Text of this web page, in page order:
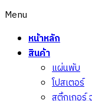
Menu
หน้าหลัก
สินค้า
แผ่นพับ
โปสเตอร์
สติ้กเกอร์